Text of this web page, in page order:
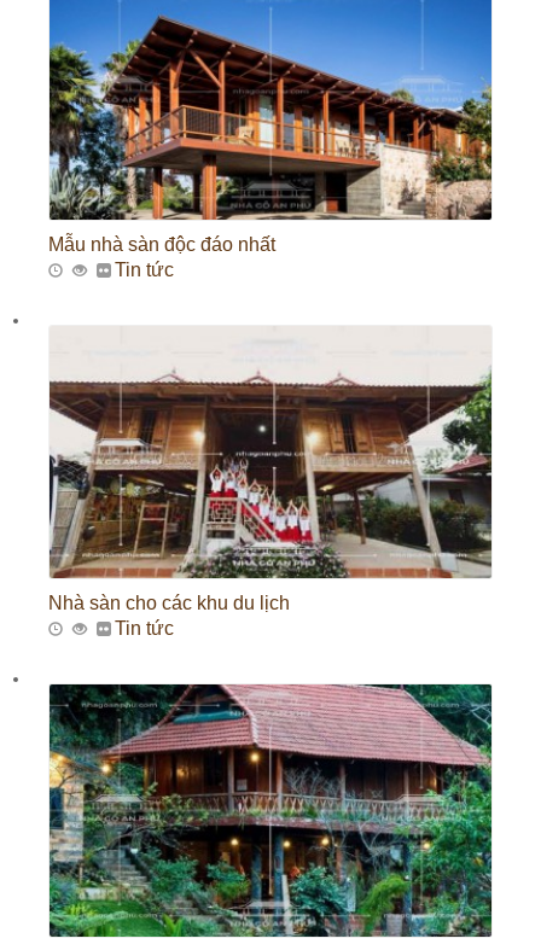
Mẫu nhà sàn độc đáo nhất
Tin tức
Nhà sàn cho các khu du lịch
Tin tức